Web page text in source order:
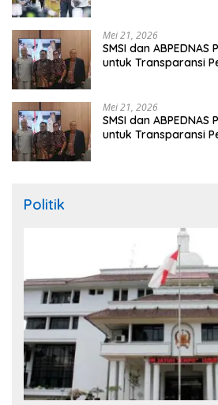
Mei 21, 2026
SMSI dan
untuk Transparansi
Mei 21, 2026
SMSI dan
untuk Transparansi
Politik